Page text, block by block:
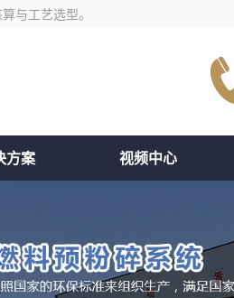
与工艺选型。
方案 视频中心